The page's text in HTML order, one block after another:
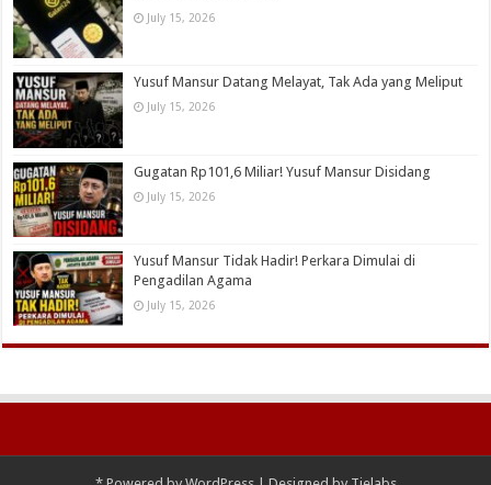
July 15, 2026
Yusuf Mansur Datang Melayat, Tak Ada yang Meliput
July 15, 2026
Gugatan Rp101,6 Miliar! Yusuf Mansur Disidang
July 15, 2026
Yusuf Mansur Tidak Hadir! Perkara Dimulai di
Pengadilan Agama
July 15, 2026